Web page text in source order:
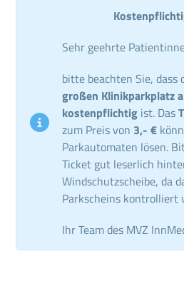
Sehr geehrte
bitte beachten Sie, dass
großen Klinikparkplatz
kostenpflichtig ist. Das
zum Preis von 3,- €
Parkautomaten lösen.
Ticket gut leserlich
Windschutzscheibe, da
Parkscheins kontrolliert
Ihr Team des MVZ